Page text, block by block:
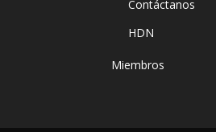
Contáctanos
HDN
Miembros